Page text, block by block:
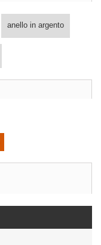
anello in argento